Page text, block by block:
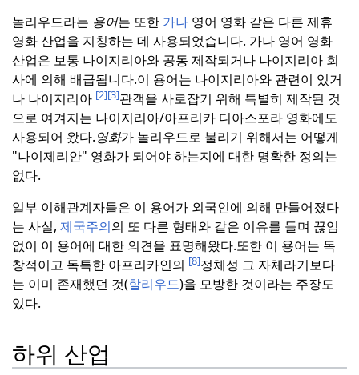
놀리우드라는 용어는 또한 가나 영어 영화 같은 다른 제휴
영화 산업을 지칭하는 데 사용되었습니다. 가나 영어 영화
산업은 보통 나이지리아와 공동 제작되거나 나이지리아 회
사에 의해 배급됩니다.이 용어는 나이지리아와 관련이 있거
나 나이지리아 [2][3]관객을 사로잡기 위해 특별히 제작된 것
으로 여겨지는 나이지리아/아프리카 디아스포라 영화에도
사용되어 왔다.영화가 놀리우드로 불리기 위해서는 어떻게
"나이제리안" 영화가 되어야 하는지에 대한 명확한 정의는
없다.
일부 이해관계자들은 이 용어가 외국인에 의해 만들어졌다
는 사실, 제국주의의 또 다른 형태와 같은 이유를 들며 끊임
없이 이 용어에 대한 의견을 표명해왔다.또한 이 용어는 독
창적이고 독특한 아프리카인의 [8]정체성 그 자체라기보다
는 이미 존재했던 것(할리우드)을 모방한 것이라는 주장도
있다.
하위 산업